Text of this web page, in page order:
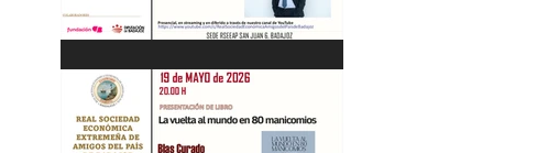
"La Gestión de la Seguridad Hídrica en
la Península en el Siglo XXI" Jesús
Contreras Olmedo 21/05/26